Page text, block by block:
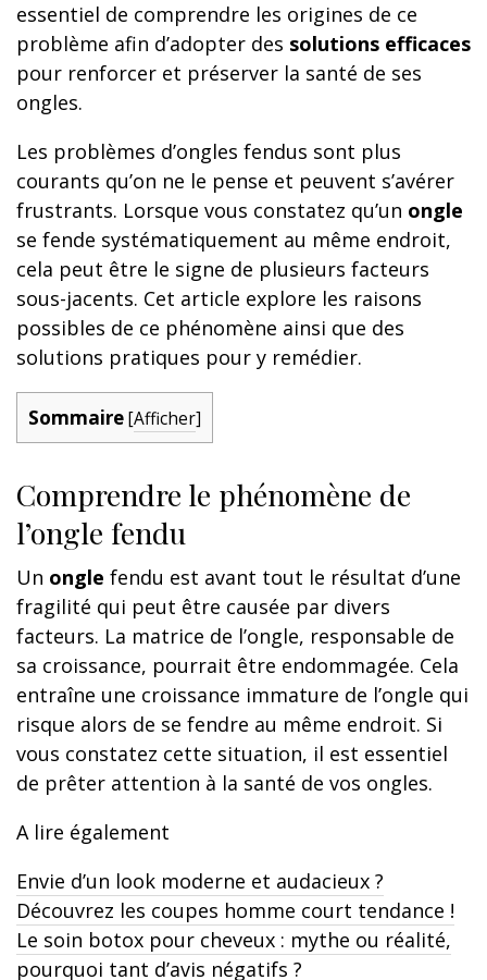
essentiel de comprendre les origines de ce
problème afin d’adopter des solutions efficaces
pour renforcer et préserver la santé de ses
ongles.
Les problèmes d’ongles fendus sont plus
courants qu’on ne le pense et peuvent s’avérer
frustrants. Lorsque vous constatez qu’un ongle
se fende systématiquement au même endroit,
cela peut être le signe de plusieurs facteurs
sous-jacents. Cet article explore les raisons
possibles de ce phénomène ainsi que des
solutions pratiques pour y remédier.
Sommaire[Afficher]
Comprendre le phénomène de
l’ongle fendu
Un ongle fendu est avant tout le résultat d’une
fragilité qui peut être causée par divers
facteurs. La matrice de l’ongle, responsable de
sa croissance, pourrait être endommagée. Cela
entraîne une croissance immature de l’ongle qui
risque alors de se fendre au même endroit. Si
vous constatez cette situation, il est essentiel
de prêter attention à la santé de vos ongles.
A lire également
Envie d’un look moderne et audacieux ?
Découvrez les coupes homme court tendance !
Le soin botox pour cheveux : mythe ou réalité,
pourquoi tant d’avis négatifs ?